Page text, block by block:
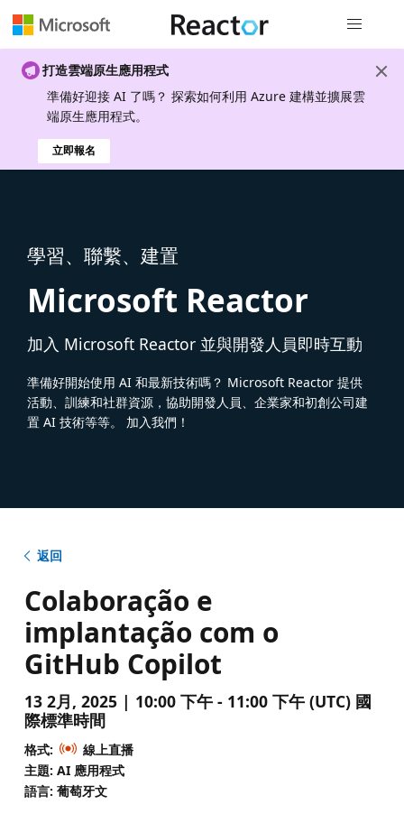
打造雲端原生應用程式
準備好迎接 AI 了嗎？ 探索如何利用 Azure 建構並擴展雲
端原生應用程式。
立即報名
學習、聯繫、建置
Microsoft Reactor
加入 Microsoft Reactor 並與開發人員即時互動
準備好開始使用 AI 和最新技術嗎？ Microsoft Reactor 提供
活動、訓練和社群資源，協助開發人員、企業家和初創公司建
置 AI 技術等等。 加入我們！
返回
Colaboração e
implantação com o
GitHub Copilot
13 2月, 2025 | 10:00 下午 - 11:00 下午 (UTC) 國
際標準時間
格式:
線上直播
主題: AI 應用程式
語言: 葡萄牙文